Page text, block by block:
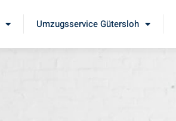
Umzugsservice Gütersloh